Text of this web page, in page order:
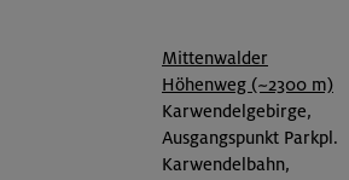
Mittenwalder
Höhenweg (~2300 m)
Karwendelgebirge,
Ausgangspunkt Parkpl.
Karwendelbahn,